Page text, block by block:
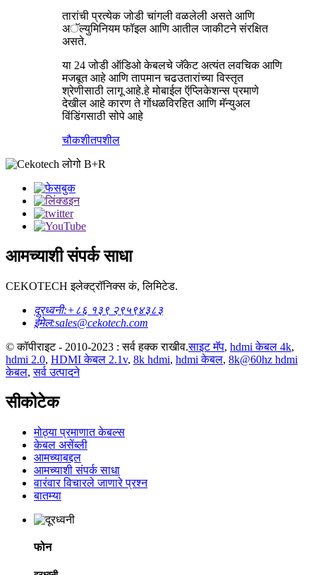
तारांची प्रत्येक जोडी चांगली वळलेली असते आणि
अॅल्युमिनियम फॉइल आणि आतील जाकीटने संरक्षित
असते.
या 24 जोडी ऑडिओ केबलचे जॅकेट अत्यंत लवचिक आणि
मजबूत आहे आणि तापमान चढउतारांच्या विस्तृत
श्रेणीसाठी लागू आहे.हे मोबाईल ऍप्लिकेशन्स प्रमाणे
देखील आहे कारण ते गोंधळविरहित आणि मॅन्युअल
विंडिंगसाठी सोपे आहे
चौकशीतपशील
आमच्याशी संपर्क साधा
CEKOTECH इलेक्ट्रॉनिक्स कं, लिमिटेड.
दूरध्वनी:+८६ १३९ २९५९४३८३
ईमेल:sales@cekotech.com
© कॉपीराइट - 2010-2023 : सर्व हक्क राखीव.साइट मॅप, hdmi केबल 4k,
hdmi 2.0, HDMI केबल 2.1v, 8k hdmi, hdmi केबल, 8k@60hz hdmi
केबल,सर्व उत्पादने
सीकोटेक
मोठ्या प्रमाणात केबल्स
केबल असेंब्ली
आमच्याबद्दल
आमच्याशी संपर्क साधा
वारंवार विचारले जाणारे प्रश्न
बातम्या
फोन